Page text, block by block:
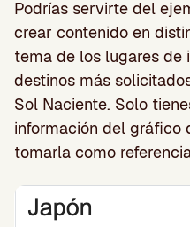
Podrías servirte del
crear contenido en
tema de los lugares de
destinos más
Sol Naciente. Solo
información del gráfico
tomarla como